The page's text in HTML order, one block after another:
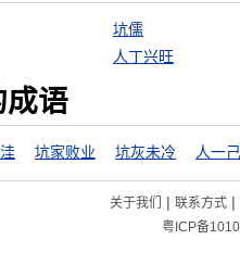
坑儒
人丁兴旺
成语
坑家败业 坑灰未冷 人一
关于我们 | 联系方式|
粤ICP备